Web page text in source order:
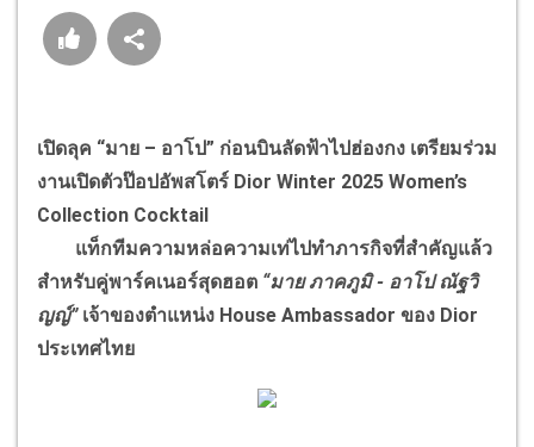
เปิดลุค “มาย – อาโป” ก่อนบินลัดฟ้าไปฮ่องกง เตรียมร่วม
งานเปิดตัวป๊อปอัพสโตร์ Dior Winter 2025 Women’s
Collection Cocktail
แท็กทีมความหล่อความเท่ไปทำภารกิจที่สำคัญแล้ว
สำหรับคู่พาร์คเนอร์สุดฮอต “มาย ภาคภูมิ - อาโป ณัฐวิ
ญญ์”เจ้าของตำแหน่ง House Ambassador ของ Dior
ประเทศไทย